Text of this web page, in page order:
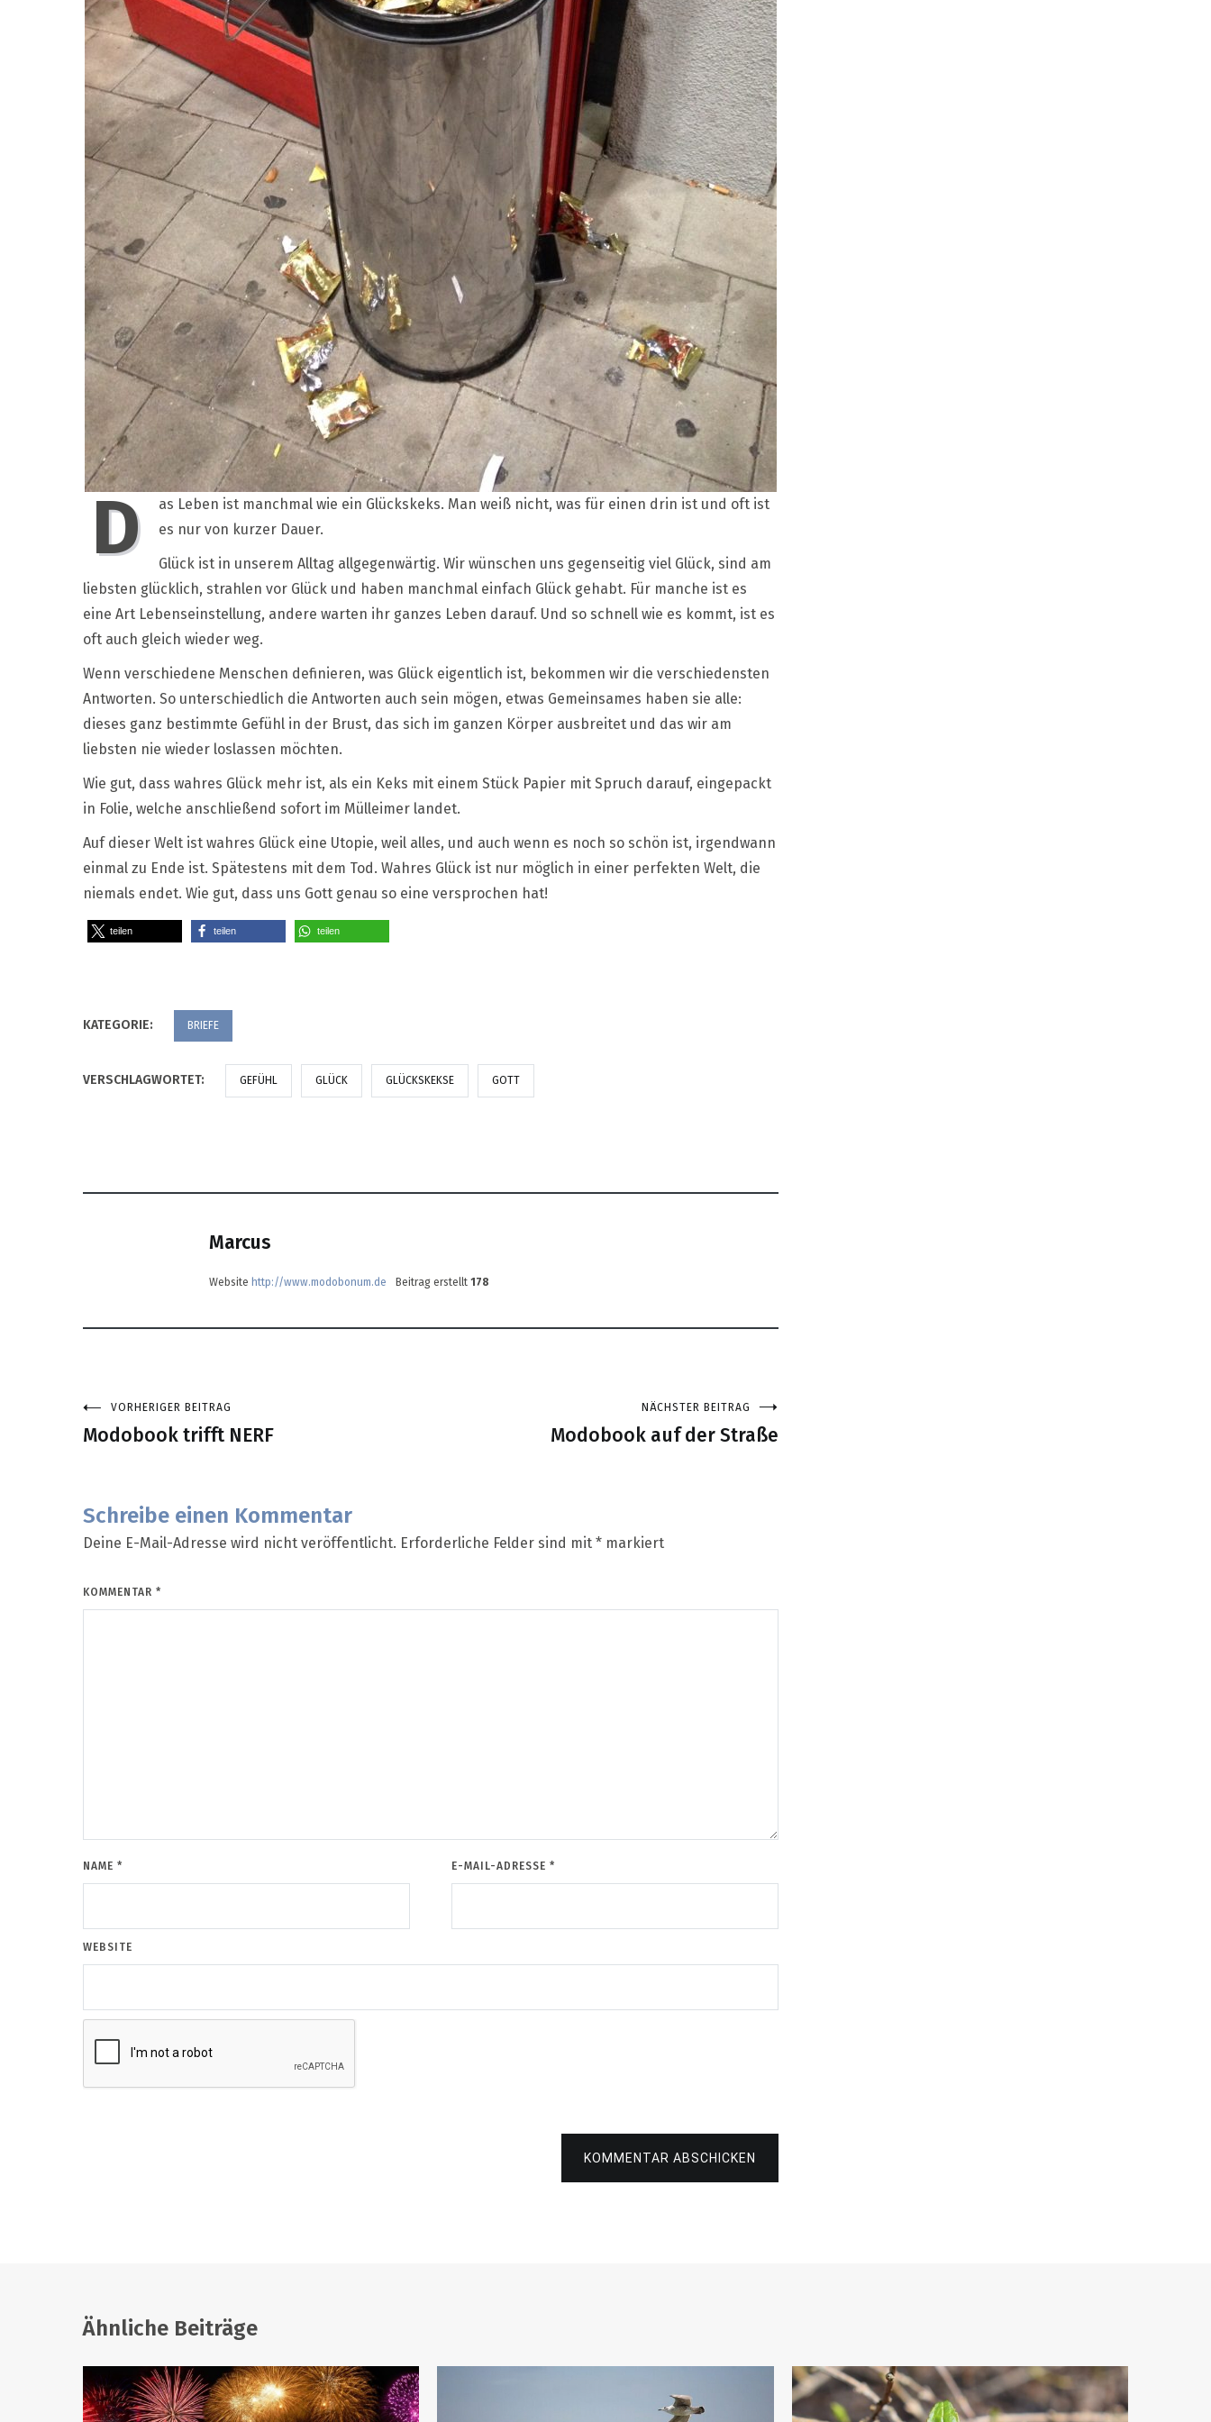
D
as Leben ist manchmal wie ein Glückskeks. Man weiß nicht, was für einen drin ist und oft ist
es nur von kurzer Dauer.
Glück ist in unserem Alltag allgegenwärtig. Wir wünschen uns gegenseitig viel Glück, sind am
liebsten glücklich, strahlen vor Glück und haben manchmal einfach Glück gehabt. Für manche ist es
eine Art Lebenseinstellung, andere warten ihr ganzes Leben darauf. Und so schnell wie es kommt, ist es
oft auch gleich wieder weg.
Wenn verschiedene Menschen definieren, was Glück eigentlich ist, bekommen wir die verschiedensten
Antworten. So unterschiedlich die Antworten auch sein mögen, etwas Gemeinsames haben sie alle:
dieses ganz bestimmte Gefühl in der Brust, das sich im ganzen Körper ausbreitet und das wir am
liebsten nie wieder loslassen möchten.
Wie gut, dass wahres Glück mehr ist, als ein Keks mit einem Stück Papier mit Spruch darauf, eingepackt
in Folie, welche anschließend sofort im Mülleimer landet.
Auf dieser Welt ist wahres Glück eine Utopie, weil alles, und auch wenn es noch so schön ist, irgendwann
einmal zu Ende ist. Spätestens mit dem Tod. Wahres Glück ist nur möglich in einer perfekten Welt, die
niemals endet. Wie gut, dass uns Gott genau so eine versprochen hat!
teilen teilen teilen
KATEGORIE: BRIEFE
VERSCHLAGWORTET: GEFÜHL GLÜCK GLÜCKSKEKSE GOTT
Marcus
Website http://www.modobonum.de Beitrag erstellt 178
Beitragsnavigation
VORHERIGER BEITRAG
Modobook trifft NERF
NÄCHSTER BEITRAG
Modobook auf der Straße
Schreibe einen Kommentar
Deine E-Mail-Adresse wird nicht veröffentlicht. Erforderliche Felder sind mit * markiert
KOMMENTAR *
NAME * E-MAIL-ADRESSE*
WEBSITE
KOMMENTAR ABSCHICKEN
Ähnliche Beiträge